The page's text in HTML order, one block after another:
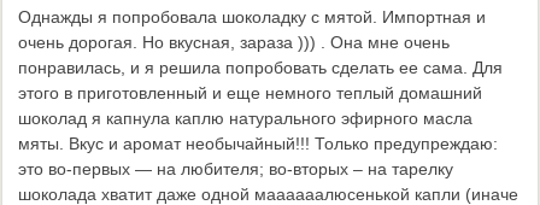
Однажды я попробовала шоколадку с мятой. Импортная и
очень дорогая. Но вкусная, зараза ))) . Она мне очень
понравилась, и я решила попробовать сделать ее сама. Для
этого в приготовленный и еще немного теплый домашний
шоколад я капнула каплю натурального эфирного масла
мяты. Вкус и аромат необычайный!!! Только предупреждаю:
это во-первых — на любителя; во-вторых – на тарелку
шоколада хватит даже одной маааааалюсенькой капли (иначе